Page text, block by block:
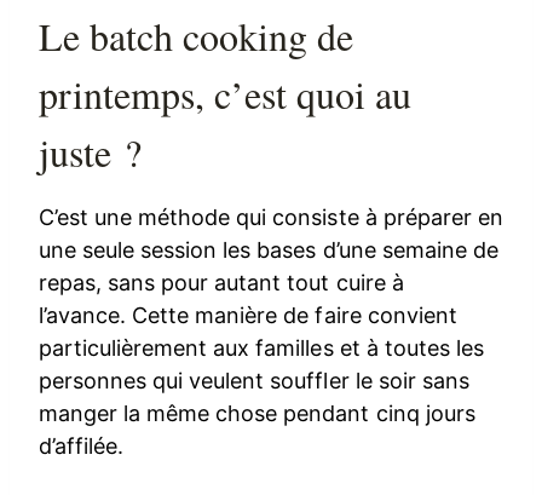
Le batch cooking de
printemps, c’est quoi au
juste ?
C’est une méthode qui consiste à préparer en
une seule session les bases d’une semaine de
repas, sans pour autant tout cuire à
l’avance. Cette manière de faire convient
particulièrement aux familles et à toutes les
personnes qui veulent souffler le soir sans
manger la même chose pendant cinq jours
d’affilée.